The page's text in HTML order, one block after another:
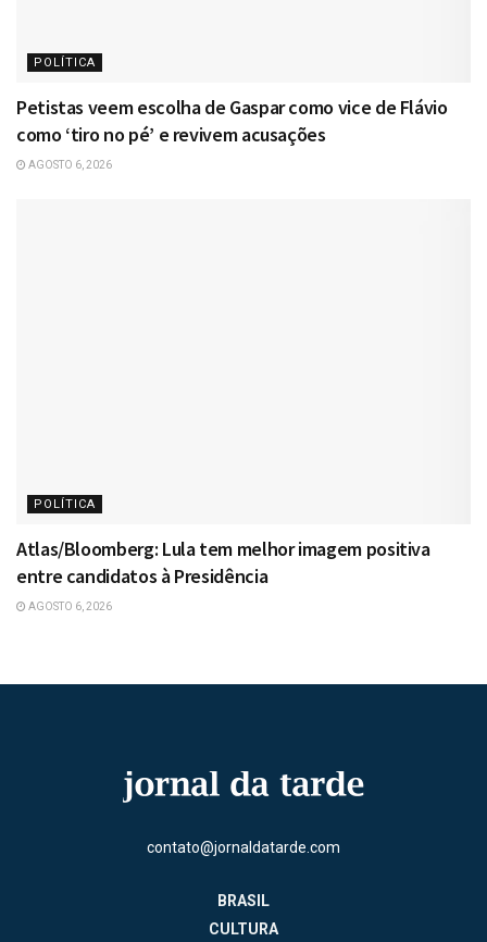
POLÍTICA
Petistas veem escolha de Gaspar como vice de Flávio
como ‘tiro no pé’ e revivem acusações
AGOSTO 6, 2026
POLÍTICA
Atlas/Bloomberg: Lula tem melhor imagem positiva
entre candidatos à Presidência
AGOSTO 6, 2026
contato@jornaldatarde.com
BRASIL
CULTURA